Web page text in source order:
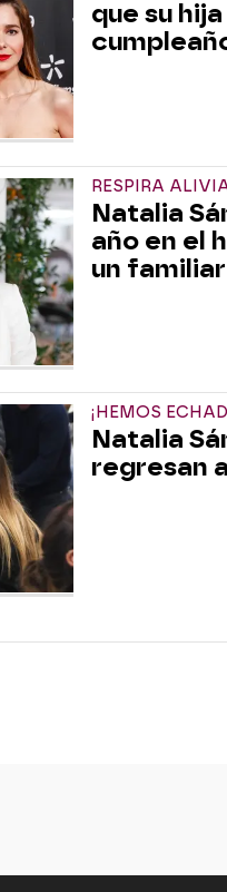
que su
RESPIRA
Natalia
año en el
un familiar
¡HEMOS
Natalia
regresan